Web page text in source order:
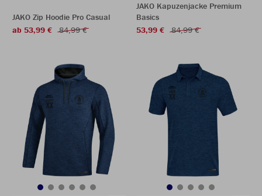
JAKO Zip Hoodie Pro Casual
ab 53,99 €
84,99 €
JAKO Kapuzenjacke Premium
Basics
53,99 €
84,99 €